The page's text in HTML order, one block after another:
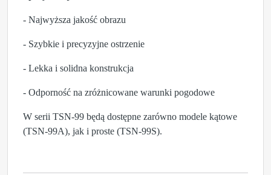
- Najwyższa jakość obrazu
- Szybkie i precyzyjne ostrzenie
- Lekka i solidna konstrukcja
- Odporność na zróżnicowane warunki pogodowe
W serii TSN-99 będą dostępne zarówno modele kątowe
(TSN-99A), jak i proste (TSN-99S).